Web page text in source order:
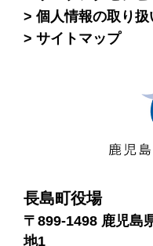
個人情報の取り扱
サイトマップ
長島町役場
〒899-1498 鹿児島
地1